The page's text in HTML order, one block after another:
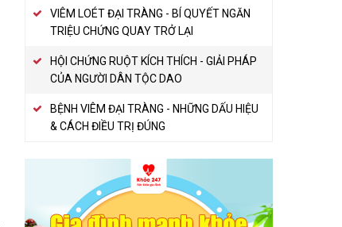
VIÊM LOÉT ĐẠI TRÀNG - BÍ QUYẾT NGĂN
TRIỆU CHỨNG QUAY TRỞ LẠI
HỘI CHỨNG RUỘT KÍCH THÍCH - GIẢI PHÁP
CỦA NGƯỜI DÂN TỘC DAO
BỆNH VIÊM ĐẠI TRÀNG - NHỮNG DẤU HIỆU
& CÁCH ĐIỀU TRỊ ĐÚNG